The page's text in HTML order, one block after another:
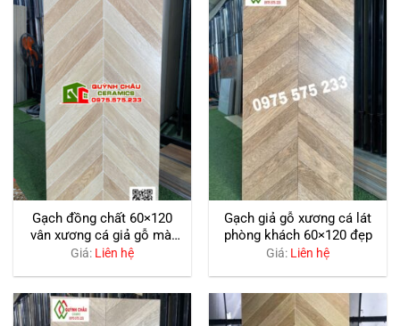
Gạch đồng chất 60×120
vân xương cá giả gỗ mài
cạnh
Giá: Liên hệ
Gạch giả gỗ xương cá lát
phòng khách 60×120 đẹp
Giá: Liên hệ